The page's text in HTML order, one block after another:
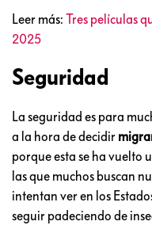
Leer más: Tres películas
2025
Seguridad
La seguridad es para
a la hora de decidir
porque esta se ha vuelto
las que muchos buscan
intentan ver en los
seguir padeciendo de